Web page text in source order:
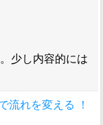
少し内容的には
流れを変える ！